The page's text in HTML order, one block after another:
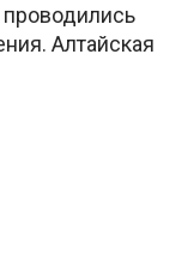
Алтайская